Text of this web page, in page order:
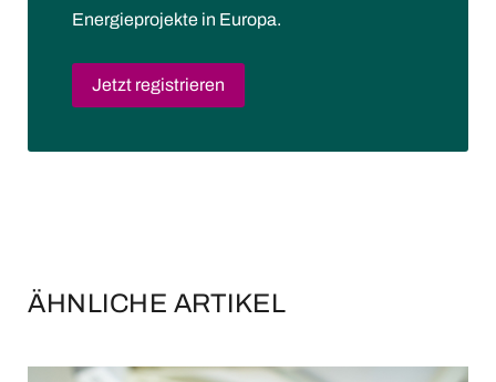
Energieprojekte in Europa.
Jetzt registrieren
ÄHNLICHE ARTIKEL